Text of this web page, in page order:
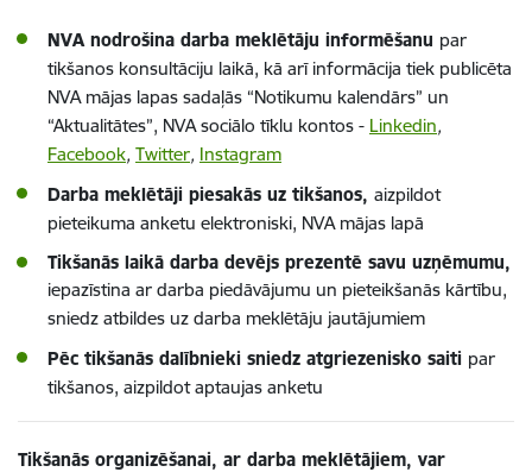
NVA nodrošina darba meklētāju informēšanu par
tikšanos konsultāciju laikā, kā arī informācija tiek publicēta
NVA mājas lapas sadaļās “Notikumu kalendārs” un
“Aktualitātes”, NVA sociālo tīklu kontos - Linkedin,
Facebook, Twitter, Instagram
Darba meklētāji piesakās uz tikšanos, aizpildot
pieteikuma anketu elektroniski, NVA mājas lapā
Tikšanās laikā darba devējs prezentē savu uzņēmumu,
iepazīstina ar darba piedāvājumu un pieteikšanās kārtību,
sniedz atbildes uz darba meklētāju jautājumiem
Pēc tikšanās dalībnieki sniedz atgriezenisko saiti par
tikšanos, aizpildot aptaujas anketu
Tikšanās organizēšanai, ar darba meklētājiem, var